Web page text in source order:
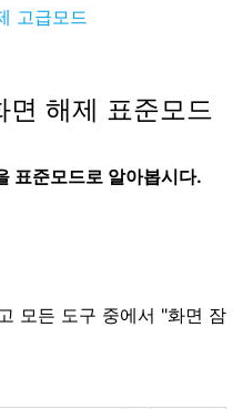
고급모드
해제 표준모드
표준모드로 알아봅시다.
모든 도구 중에서 "화면 잠